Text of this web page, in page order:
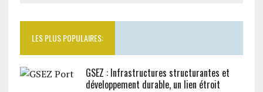
LES PLUS POPULAIRES:
GSEZ : Infrastructures structurantes et
développement durable, un lien étroit